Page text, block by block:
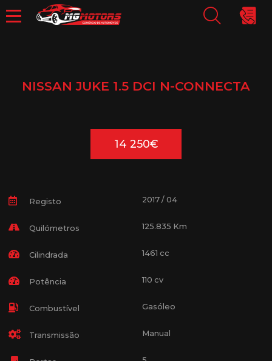
NISSAN JUKE 1.5 DCI N-CONNECTA
14 250€
Registo 2017 / 04
Quilómetros 125.835 Km
Cilindrada 1461 cc
Potência 110 cv
Combustível Gasóleo
Transmissão Manual